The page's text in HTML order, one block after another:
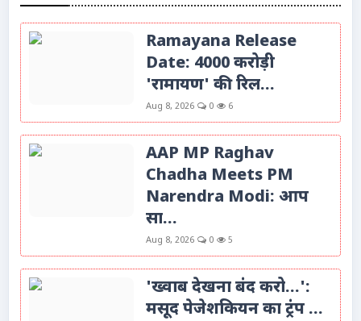
Ramayana Release
Date: 4000 करोड़ी
'रामायण' की रिल...
Aug 8, 2026 0 6
AAP MP Raghav
Chadha Meets PM
Narendra Modi: आप
सा...
Aug 8, 2026 0 5
'ख्वाब देखना बंद करो...':
मसूद पेजेशकियन का ट्रंप ...